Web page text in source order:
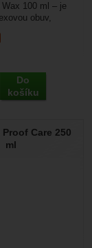
Do
košíku
Wax 100 ml – je
obuv,
Care 250
ml